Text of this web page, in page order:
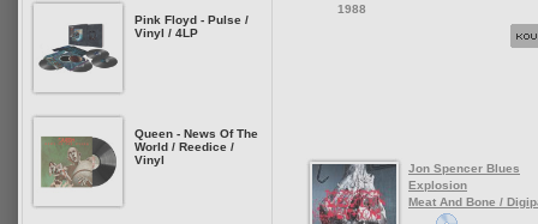
1988
Jon Spencer Blues
Explosion
Meat And Bone /
Pink Floyd - Pulse /
Vinyl / 4LP
Queen - News Of The
World / Reedice /
Vinyl